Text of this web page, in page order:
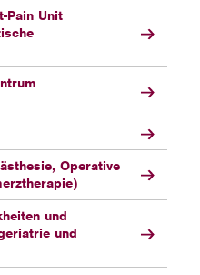
Pain Unit
Operative
und
und